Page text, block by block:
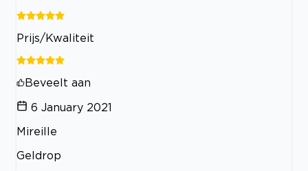
Prijs/Kwaliteit
Beveelt aan
6 January 2021
Mireille
Geldrop